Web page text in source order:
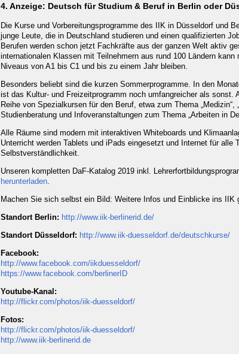
4. Anzeige: Deutsch für Studium & Beruf in Berlin oder
Die Kurse und Vorbereitungsprogramme des IIK in Düsseldorf und
junge Leute, die in Deutschland studieren und einen qualifizierten
Berufen werden schon jetzt Fachkräfte aus der ganzen Welt aktiv
internationalen Klassen mit Teilnehmern aus rund 100 Ländern kann
Niveaus von A1 bis C1 und bis zu einem Jahr bleiben.
Besonders beliebt sind die kurzen Sommerprogramme. In den
ist das Kultur- und Freizeitprogramm noch umfangreicher als sonst.
Reihe von Spezialkursen für den Beruf, etwa zum Thema „Medizin“,
Studienberatung und Infoveranstaltungen zum Thema „Arbeiten in
Alle Räume sind modern mit interaktiven Whiteboards und
Unterricht werden Tablets und iPads eingesetzt und Internet für alle
Selbstverständlichkeit.
Unseren kompletten DaF-Katalog 2019 inkl.
herunterladen.
Machen Sie sich selbst ein Bild: Weitere Infos und Einblicke ins IIK
Standort Berlin: http://www.iik-berlinerid.de/
Standort Düsseldorf: http://www.iik-duesseldorf.de/deutschkurse/
Facebook:
http://www.facebook.com/iikduesseldorf/
https://www.facebook.com/berlinerID
Youtube-Kanal:
http://flickr.com/photos/iik-duesseldorf/
Fotos:
http://flickr.com/photos/iik-duesseldorf/
http://www.iik-berlinerid.de